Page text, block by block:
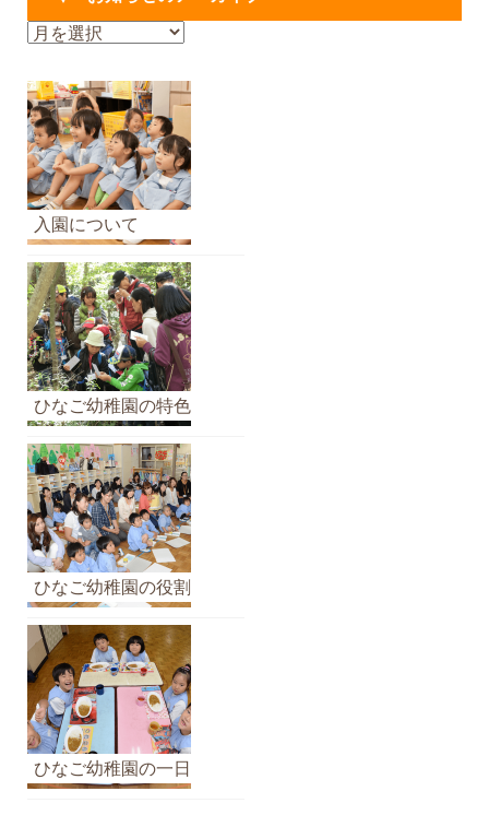
お
ら
せ
の
ア
ー
カ
イ
ブ
入園について
ひなご幼稚園の特色
ひなご幼稚園の役割
ひなご幼稚園の一日